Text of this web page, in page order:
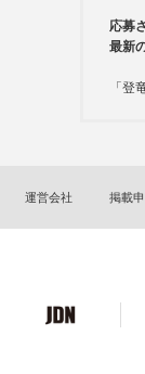
応募
最新
「登
運営会社 掲載